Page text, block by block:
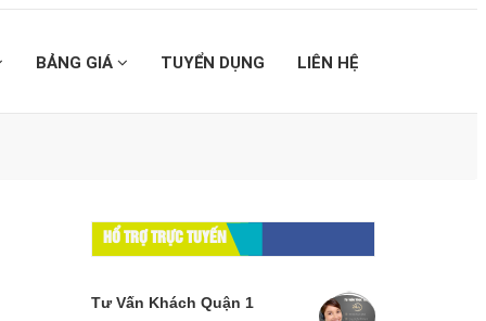
BẢNG GIÁ TUYỂN DỤNG LIÊN HỆ
HỔ TRỢ TRỰC TUYẾN
Tư Vấn Khách Quận 1